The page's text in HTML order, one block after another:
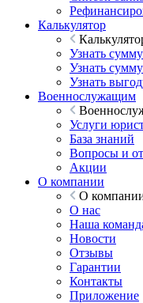
Калькулятор
Узнать
Узнать
Узнать
Военнослужащим
Услуги
База знаний
Вопросы и
Акции
О компании
О
О нас
Наша
Новости
Отзывы
Гарантии
Контакты
Приложение